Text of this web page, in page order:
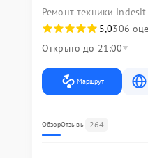
Ремонт техники Indesit
5,0306
Открыто до 21:00
Маршрут
ОбзорОтзывы 264